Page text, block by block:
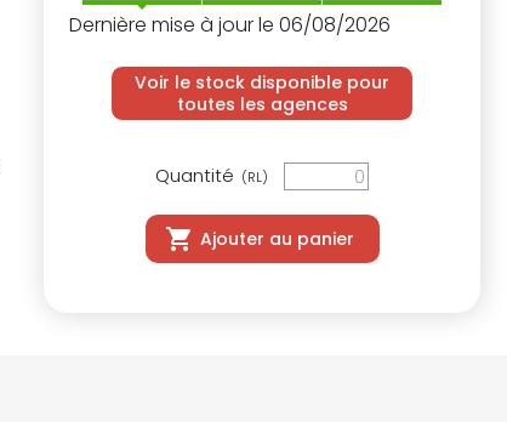
Dernière mise à jour le 06/08/2026
Voir le stock disponible pour
toutes les agences
Quantité (RL)
Ajouter au panier